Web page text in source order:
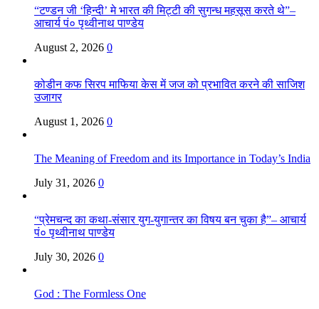
“टण्डन जी ‘हिन्दी’ मे भारत की मिट्टी की सुगन्ध महसूस करते थे”–
आचार्य पं० पृथ्वीनाथ पाण्डेय
August 2, 2026 0
कोडीन कफ सिरप माफिया केस में जज को प्रभावित करने की साजिश
उजागर
August 1, 2026 0
The Meaning of Freedom and its Importance in Today’s India
July 31, 2026 0
“प्रेमचन्द का कथा-संसार युग-युगान्तर का विषय बन चुका है”– आचार्य
पं० पृथ्वीनाथ पाण्डेय
July 30, 2026 0
God : The Formless One